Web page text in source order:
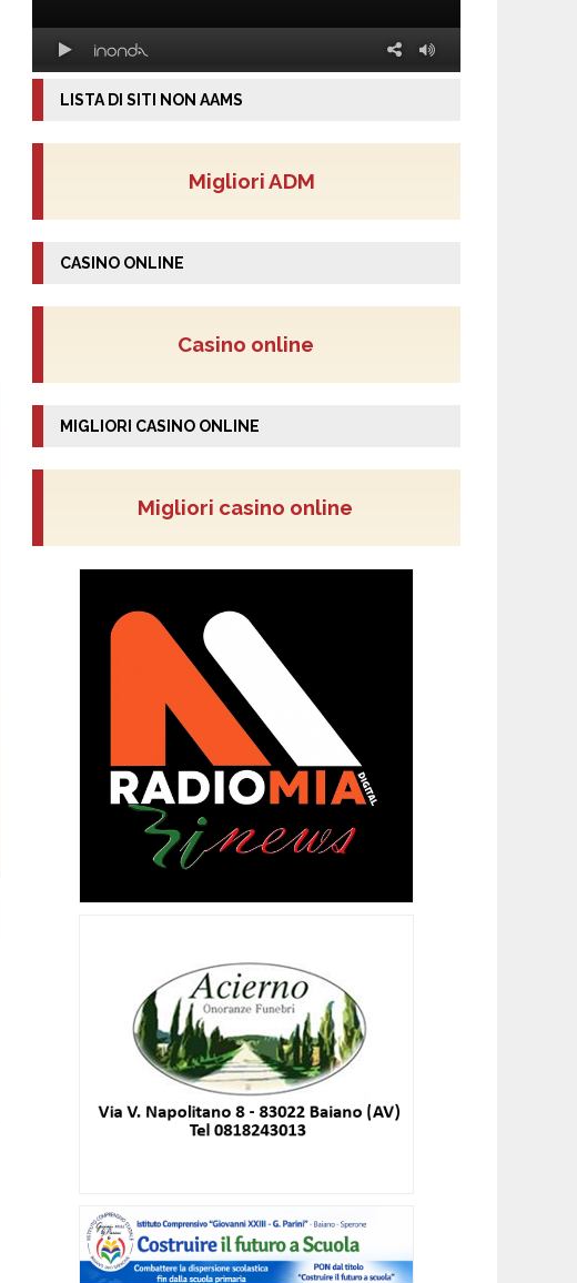
LISTA DI SITI NON AAMS
Migliori ADM
CASINO ONLINE
Casino online
MIGLIORI CASINO ONLINE
Migliori casino online